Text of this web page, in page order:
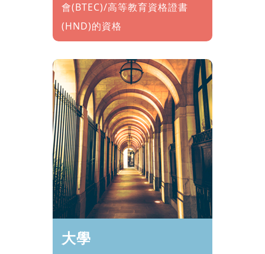
會(BTEC)/高等教育資格證書
(HND)的資格
大學